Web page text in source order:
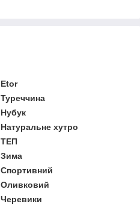
Etor
Туреччина
Нубук
Натуральне хутро
ТЕП
Зима
Спортивний
Оливковий
Черевики